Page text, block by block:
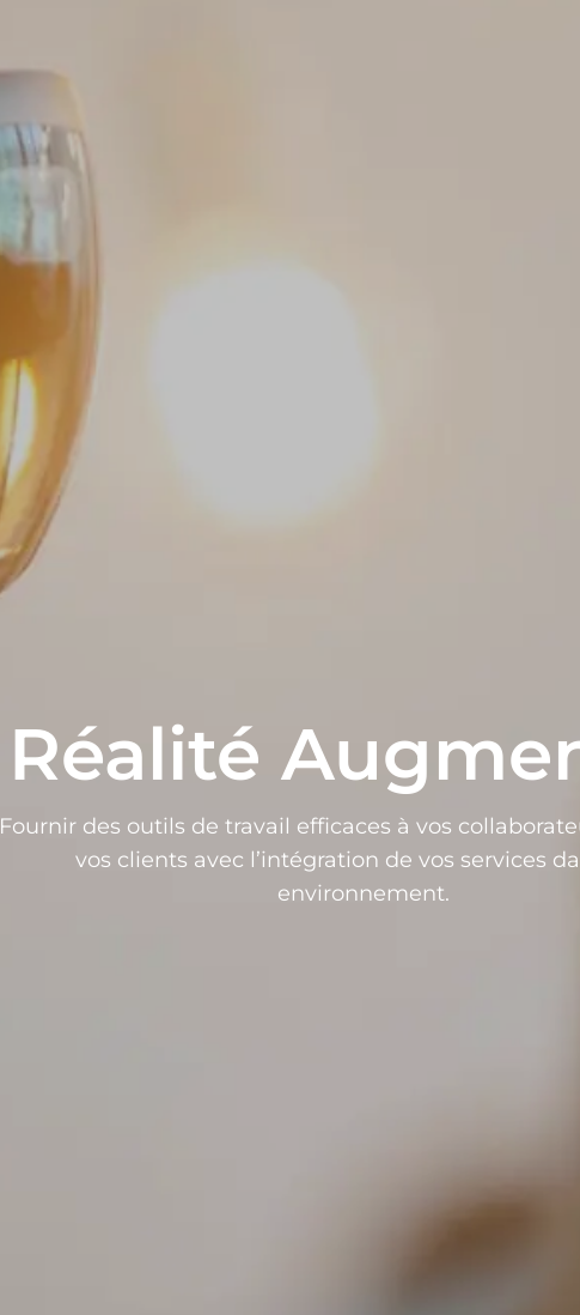
Réalité
Fournir des outils de travail efficaces à vos
vos clients avec l’intégration de vos services
environnement.